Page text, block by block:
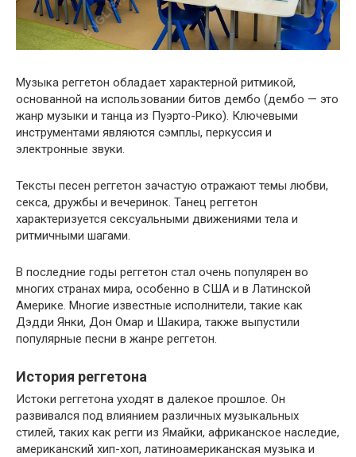
Музыка реггетон обладает характерной ритмикой,
основанной на использовании битов дембо (дембо — это
жанр музыки и танца из Пуэрто-Рико). Ключевыми
инструментами являются сэмплы, перкуссия и
электронные звуки.
Тексты песен реггетон зачастую отражают темы любви,
секса, дружбы и вечеринок. Танец реггетон
характеризуется сексуальными движениями тела и
ритмичными шагами.
В последние годы реггетон стал очень популярен во
многих странах мира, особенно в США и в Латинской
Америке. Многие известные исполнители, такие как
Дэдди Янки, Дон Омар и Шакира, также выпустили
популярные песни в жанре реггетон.
История реггетона
Истоки реггетона уходят в далекое прошлое. Он
развивался под влиянием различных музыкальных
стилей, таких как регги из Ямайки, африканское наследие,
американский хип-хоп, латиноамериканская музыка и